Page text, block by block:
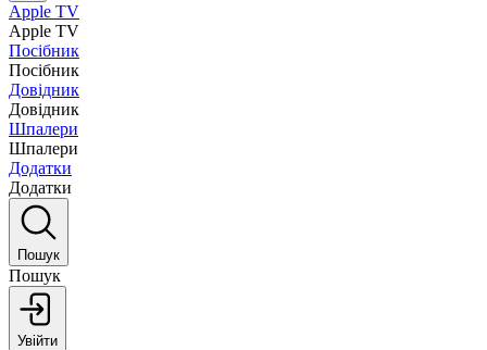
Apple TV
Apple TV
Посібник
Посібник
Довідник
Довідник
Шпалери
Шпалери
Додатки
Додатки
Пошук
Пошук
Увійти